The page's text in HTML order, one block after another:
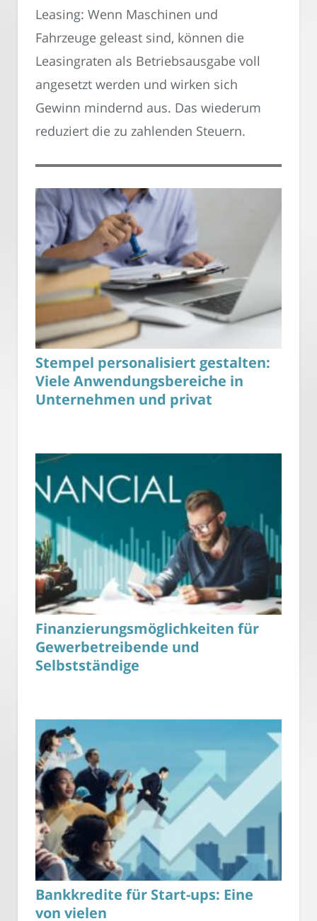
Leasing: Wenn Maschinen und
Fahrzeuge geleast sind, können die
Leasingraten als Betriebsausgabe voll
angesetzt werden und wirken sich
Gewinn mindernd aus. Das wiederum
reduziert die zu zahlenden Steuern.
Stempel personalisiert gestalten:
Viele Anwendungsbereiche in
Unternehmen und privat
Finanzierungsmöglichkeiten für
Gewerbetreibende und
Selbstständige
Bankkredite für Start-ups: Eine
von vielen